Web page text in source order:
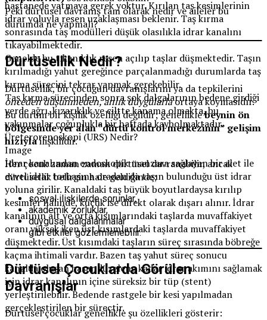
hastanede yatmaya gerek yoktur. Kırılan taş kesimlerinin
idrar yoluyla resen uzaklaşması beklenir. Taş kırma
sonrasında taş modülleri düşük olasılıkla idrar kanalını
tıkayabilmektedir.
Genelde bu tıkanıklık resen açılıp taşlar düşmektedir. Taşın
kırılmadığı yahut gereğince parçalanmadığı durumlarda taş
kırma sürecini tekrar yapmak gerekebilir.
Taş kırma sürecinden sonra şok dalgalarının bedene girdiği
yerde ağrı, kızarıklık ve ciltte kanama olmakta, bu
yakınmalar çoğunlukla bir haftada kaybolmaktadır.
Üreterorenoskopi (URS) Nedir?
Image
İdrar kanalından endoskopik manzara sağlayan bir alet ile
evvel idrar torbasına oradan da taşın bulunduğu üst idrar
yoluna girilir. Kanaldaki taş büyük boyutlardaysa kırılıp
kesimler halinde, küçük ise direkt olarak dışarı alınır. İdrar
kanalının alt ve orta kısımlarındaki taşlarda muvaffakiyet
oranı yüksek iken üst kısımlardaki taşlarda muvaffakiyet
düşmektedir. Üst kısımdaki taşların süreç sırasında böbreğe
kaçma ihtimali vardır. Bazen taş yahut süreç sonucu
kanalda oluşan hasar düzelene kadar idrar akımını sağlamak
için idrar kanalının içine süreksiz bir tüp (stent)
yerleştirilebilir. Bedende rastgele bir kesi yapılmadan
gerçekleştirilen bir süreçtir.
Peki dürtüsel davranış tam olarak nedir ve aileler bu
durumda ne yapmalı?
Dürtüsellik Nedir?
Dürtüsellik, bir çocuğun davranışlarını ya da tepkilerini
önceden düşünmeden, anlık duygularlaortaya koymasıdır.
Bu durum bir kişilik özelliği değildir; genelliklebeynin ön
bölgesinde yer alan “dürtü kontrol merkezinin” gelişim
hızıylailişkilidir.
Her çocuk zaman zaman dürtüsel davranabilir, ancak
dürtüsellik belirgin hale geldiğinde;
sosyal ilişkilerde sorunlar,
akademik zorluklar,
duygusal dalgalanmalar
gibi etkiler gözlemlenebilir.
Dürtüsel Çocuklarda Görülen
Davranışlar
Dürtüsel çocuklar genellikle şu özellikleri gösterir: